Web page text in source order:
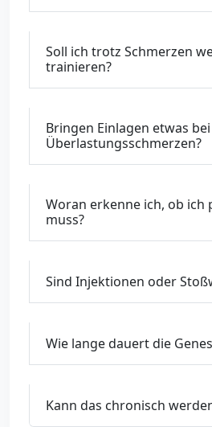
Soll ich trotz Schmerzen
trainieren?
Bringen Einlagen etwas
Überlastungsschmerzen?
Woran erkenne ich, ob ich
muss?
Sind Injektionen oder
Wie lange dauert die
Kann das chronisch